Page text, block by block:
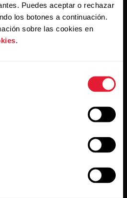
Puedes aceptar o rechazar
los botones a continuación.
sobre las cookies en
.
día.
recibir correos
que has leído nuestro